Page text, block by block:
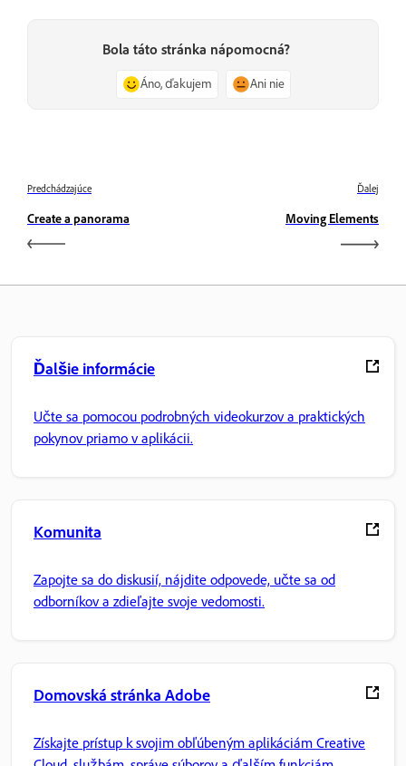
Bola táto stránka nápomocná?
Áno, ďakujem Ani nie
Predchádzajúce
Create a panorama
Ďalej
Moving Elements
Ďalšie informácie
Učte sa pomocou podrobných videokurzov a praktických
pokynov priamo v aplikácii.
Komunita
Zapojte sa do diskusií, nájdite odpovede, učte sa od
odborníkov a zdieľajte svoje vedomosti.
Domovská stránka Adobe
Získajte prístup k svojim obľúbeným aplikáciám Creative